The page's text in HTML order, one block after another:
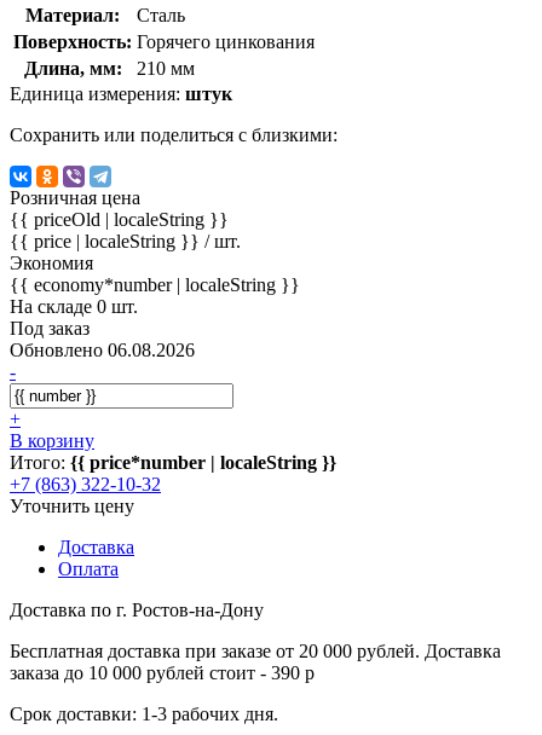
Материал:
Сталь
Поверхность: Горячего цинкования
Длина, мм:
210 мм
Единица измерения: штук
Сохранить или поделиться с близкими:
Розничная цена
{{ priceOld | localeString }}
{{ price | localeString }} / шт.
Экономия
{{ economy*number | localeString }}
На складе 0 шт.
Под заказ
Обновлено 06.08.2026
-
+
В корзину
Итого: {{ price*number | localeString }}
+7 (863) 322-10-32
Уточнить цену
Доставка
Оплата
Доставка по г. Ростов-на-Дону
Бесплатная доставка при заказе от 20 000 рублей. Доставка
заказа до 10 000 рублей стоит - 390 р
Срок доставки: 1-3 рабочих дня.